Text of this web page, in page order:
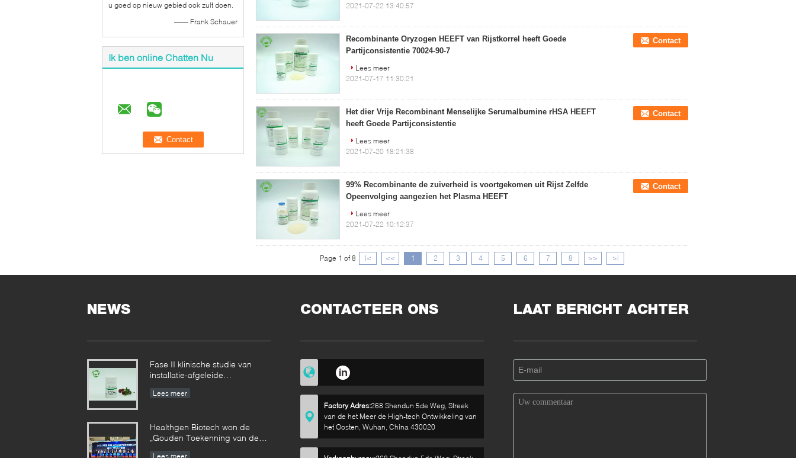
u goed op nieuw gebied ook zult doen.
—— Frank Schauer
Ik ben online Chatten Nu
2021-07-22 13:40:57
Recombinante Oryzogen HEEFT van Rijstkorrel heeft Goede
Partijconsistentie 70024-90-7
Contact
Lees meer
2021-07-17 11:30:21
Het dier Vrije Recombinant Menselijke Serumalbumine rHSA HEEFT
heeft Goede Partijconsistentie
Contact
Lees meer
2021-07-20 18:21:38
99% Recombinante de zuiverheid is voortgekomen uit Rijst Zelfde
Opeenvolging aangezien het Plasma HEEFT
Contact
Lees meer
2021-07-22 10:12:37
Page 1 of 8 |< << 1 2 3 4 5 6 7 8 >> >|
NEWS
Fase II klinische studie van
installatie-afgeleide
serumalbumine bereikte
Lees meer
Healthgen Biotech won de
„Gouden Toekenning van de
Lees meer
CONTACTEER ONS
Factory Adres:268 Shendun 5de Weg, Streek
van de het Meer de High-tech Ontwikkeling van
het Oosten, Wuhan, China 430020
LAAT BERICHT ACHTER